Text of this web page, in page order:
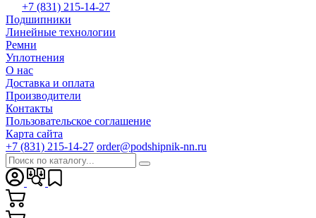
+7 (831) 215-14-27
Подшипники
Линейные технологии
Ремни
Уплотнения
О нас
Доставка и оплата
Производители
Контакты
Пользовательское соглашение
Карта сайта
+7 (831) 215-14-27 order@podshipnik-nn.ru